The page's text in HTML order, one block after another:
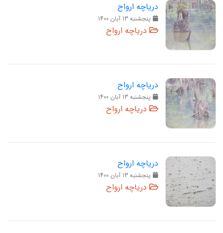
دریاچه ارواح
پنجشنبه 13 آبان 1400
دریاچه ارواح
دریاچه ارواح
پنجشنبه 13 آبان 1400
دریاچه ارواح
دریاچه ارواح
پنجشنبه 13 آبان 1400
دریاچه ارواح